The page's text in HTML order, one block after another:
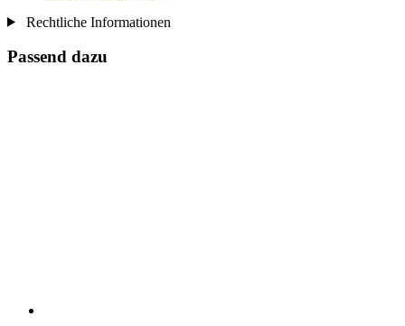
Rechtliche Informationen
Passend dazu